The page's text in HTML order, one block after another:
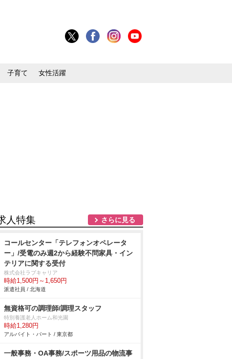
子育て 女性活躍
人特集 さらに見る
コールセンター「テレフォンオペレータ
ー」/受電のみ週2から経験不問家具・イン
テリアに関する受付
株式会社ラブキャリア
時給1,500円～1,650円
派遣社員 / 北海道
無資格可の調理師/調理スタッフ
特別養護老人ホーム和光園
時給1,280円
アルバイト・パート / 東京都
一般事務・OA事務/スポーツ用品の物流事